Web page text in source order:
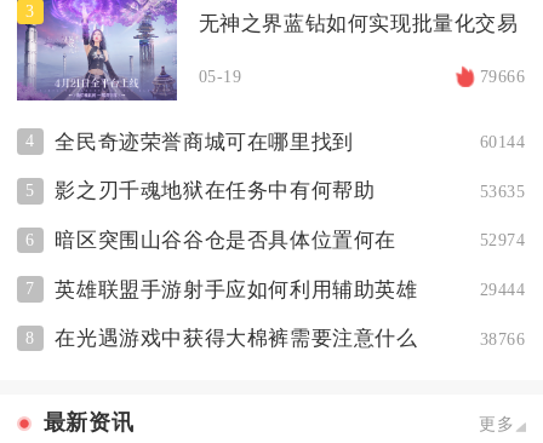
3
无神之界蓝钻如何实现批量化交易
05-19 79666
4 全民奇迹荣誉商城可在哪里找到 60144
5 影之刃千魂地狱在任务中有何帮助 53635
6 暗区突围山谷谷仓是否具体位置何在 52974
7 英雄联盟手游射手应如何利用辅助英雄 29444
8 在光遇游戏中获得大棉裤需要注意什么 38766
最新资讯 更多